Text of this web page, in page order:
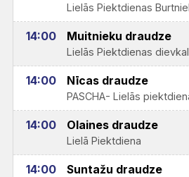
Lielās Piektdienas
14:00 Muitnieku draudze
Lielās Piektdienas
14:00 Nīcas draudze
PASCHA- Lielās
14:00 Olaines draudze
Lielā Piektdiena
14:00 Suntažu draudze